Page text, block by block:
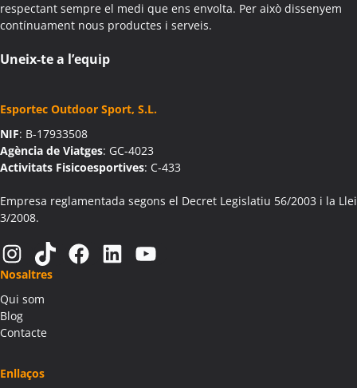
Activitats Família Amics Aiguamúrcia
Colònies Escolars Aiguamúrcia
Activitats Teambuilding Empreses Aiguaviva
Activitats Teambuilding Empreses Aín
Activitats Família Amics Aín
Colònies Escolars Aín
Activitats Teambuilding Empreses Aitona
Activitats Família Amics Aitona
Colònies Escolars Aitona
Activitats Teambuilding Empreses Alàs i Cerc
Activitats Família Amics Alàs i Cerc
Colònies Escolars Alàs i Cerc
Activitats Teambuilding Empreses Albagés
Activitats Família Amics Albagés
respectant sempre el medi que ens envolta. Per això dissenyem
contínuament nous productes i serveis.
Uneix-te a l’equip
Esportec Outdoor Sport, S.L.
NIF: B-17933508
Agència de Viatges: GC-4023
Activitats Fisicoesportives: C-433
Empresa reglamentada segons el Decret Legislatiu 56/2003 i la Llei
3/2008.
Instagram TikTok Facebook LinkedIn YouTube
Nosaltres
Qui som
Blog
Contacte
Enllaços